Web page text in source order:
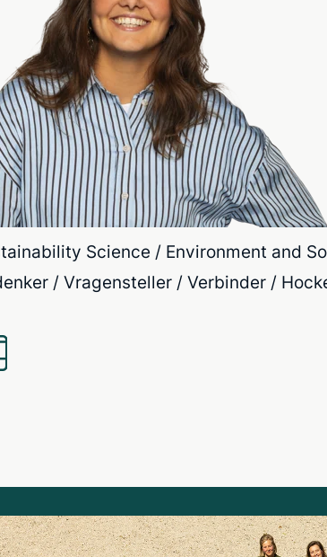
Science / Environment and
/ Vragensteller / Verbinder /